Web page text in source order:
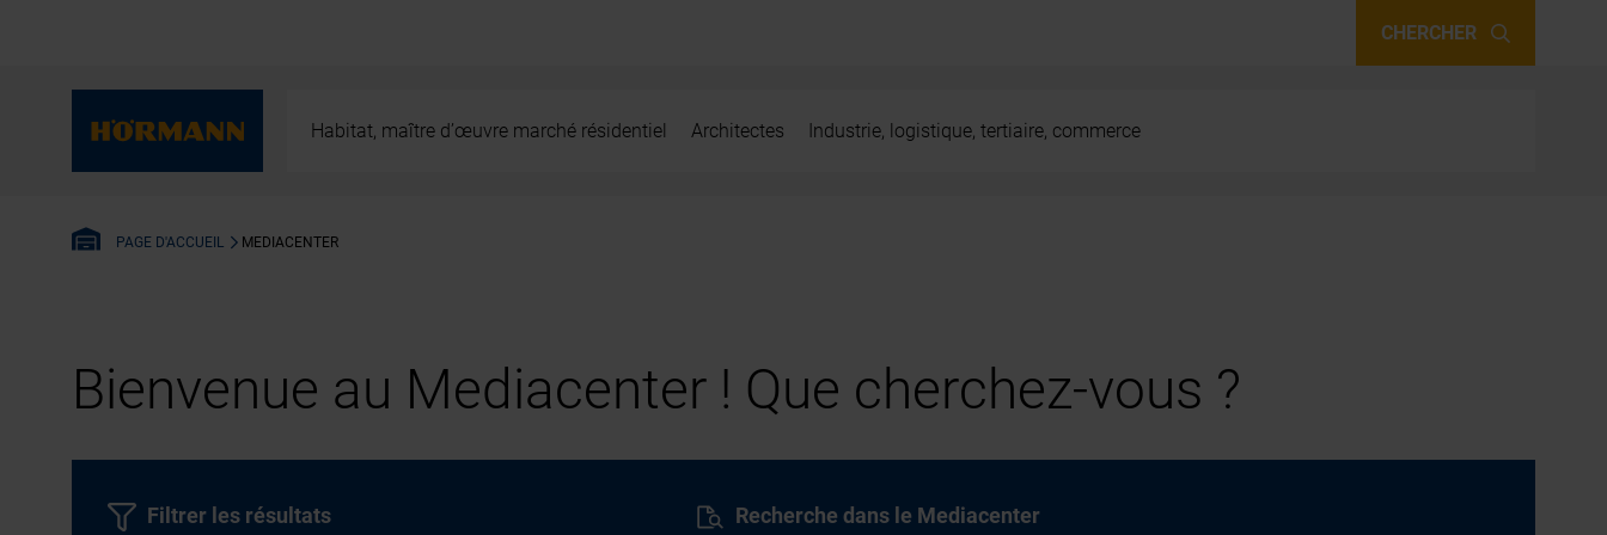
CHERCHER
Habitat, maître d’œuvre marché résidentiel Architectes Industrie, logistique, tertiaire, commerce
PAGE D'ACCUEIL MEDIACENTER
Bienvenue au Mediacenter ! Que cherchez-vous ?
Recherche dans le Mediacenter
Filtrer les résultats